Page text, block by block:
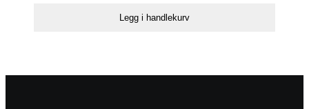
That
Legg i handlekurv